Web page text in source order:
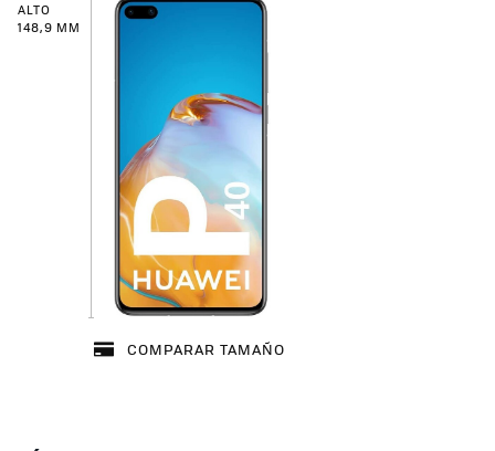
ALTO
148,9 MM
COMPARAR TAMAÑO